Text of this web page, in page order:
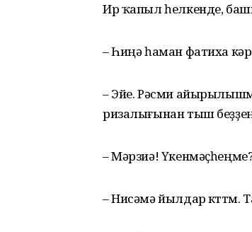
Ир ҡапыл һелкенде,
– Һиңә һаман фатиха
– Эйе. Рәсми
ризалығынан тыш
– Мәрзиә!
– Нисәмә йылдар